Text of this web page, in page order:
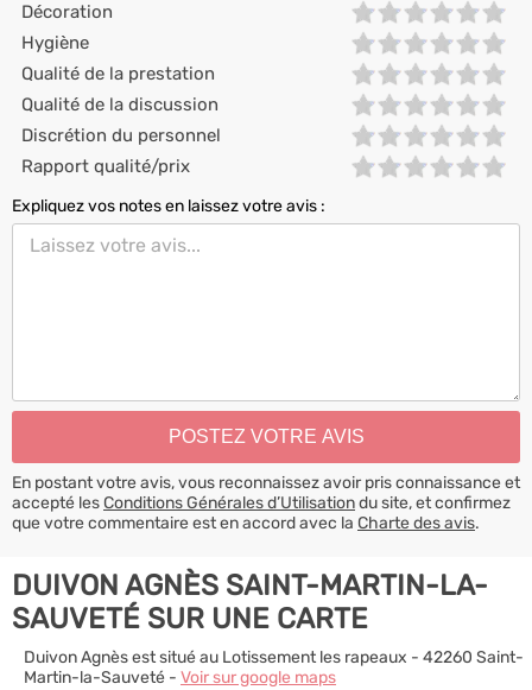
Décoration
Hygiène
Qualité de la prestation
Qualité de la discussion
Discrétion du personnel
Rapport qualité/prix
Expliquez vos notes en laissez votre avis :
En postant votre avis, vous reconnaissez avoir pris connaissance et
accepté lesConditions Générales d’Utilisationdu site, et confirmez
que votre commentaire est en accord avec la Charte des avis.
DUIVON AGNÈS SAINT-MARTIN-LA-
SAUVETÉ SUR UNE CARTE
Duivon Agnès est situé au Lotissement les rapeaux - 42260 Saint-
Martin-la-Sauveté - Voir sur google maps